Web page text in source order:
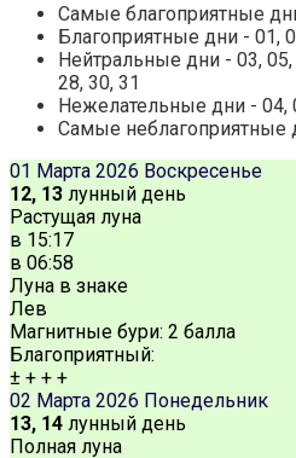
Самые благоприятные
Благоприятные дни - 01,
Нейтральные дни - 03, 05,
28, 30, 31
Нежелательные дни - 04,
Самые неблагоприятные
01 Марта 2026 Воскресенье
12, 13 лунный день
Растущая луна
в 15:17
в 06:58
Луна в знаке
Лев
Магнитные бури: 2 балла
Благоприятный:
± + + +
02 Марта 2026 Понедельник
13, 14 лунный день
Полная луна